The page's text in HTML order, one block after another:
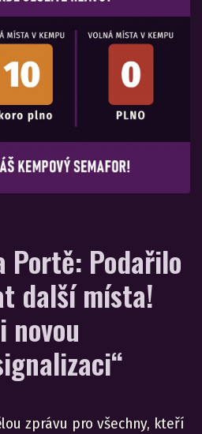
Portě: Podařilo
další místa!
novou
zprávu pro všechny, kteří